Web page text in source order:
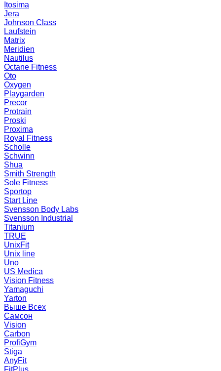
Itosima
Jera
Johnson Class
Laufstein
Matrix
Meridien
Nautilus
Octane Fitness
Oto
Oxygen
Playgarden
Precor
Protrain
Proski
Proxima
Royal Fitness
Scholle
Schwinn
Shua
Smith Strength
Sole Fitness
Sportop
Start Line
Svensson Body Labs
Svensson Industrial
Titanium
TRUE
UnixFit
Unix line
Uno
US Medica
Vision Fitness
Yamaguchi
Yarton
Выше Всех
Самсон
Vision
Carbon
ProfiGym
Stiga
AnyFit
FitPlus